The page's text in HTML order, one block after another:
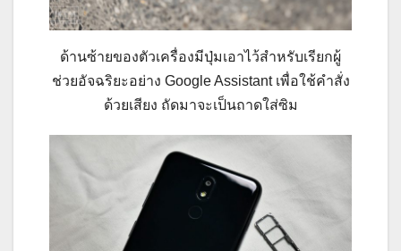
ด้านซ้ายของตัวเครื่องมีปุ่มเอาไว้สำหรับเรียกผู้
ช่วยอัจฉริยะอย่าง Google Assistant เพื่อใช้คำสั่ง
ด้วยเสียง ถัดมาจะเป็นถาดใส่ซิม